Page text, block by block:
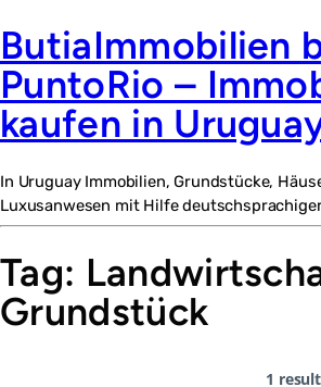
ButiaImmobilien
PuntoRio –
kaufen in
In Uruguay Immobilien, Grundstücke,
Luxusanwesen mit Hilfe
Tag:
Grundstück
1 result